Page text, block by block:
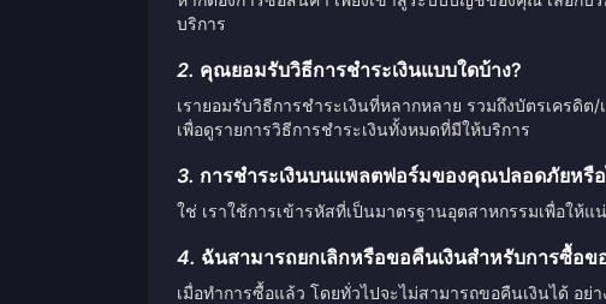
บริการ
2. คุณยอมรับวิธีการชำระเงินแบบใดบ้าง?
เรายอมรับวิธีการชำระเงินที่หลากหลาย รวมถึงบัตรเครดิ
เพื่อดูรายการวิธีการชำระเงินทั้งหมดที่มีให้บริการ
3. การชำระเงินบนแพลตฟอร์มของคุณปลอดภัยหรื
ใช่ เราใช้การเข้ารหัสที่เป็นมาตรฐานอุตสาหกรรมเพื่อใ
4. ฉันสามารถยกเลิกหรือขอคืนเงินสำหรับการซื้อข
เมื่อทำการซื้อแล้ว โดยทั่วไปจะไม่สามารถขอคืนเงินได้ อ